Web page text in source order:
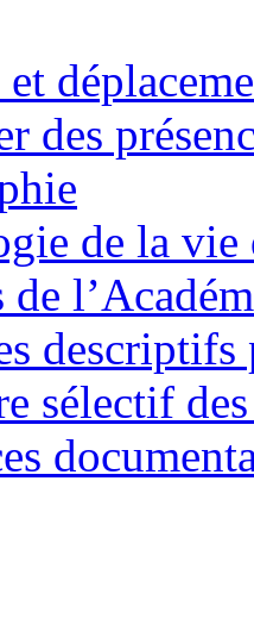
et
des
de la vie
descriptifs
sélectif